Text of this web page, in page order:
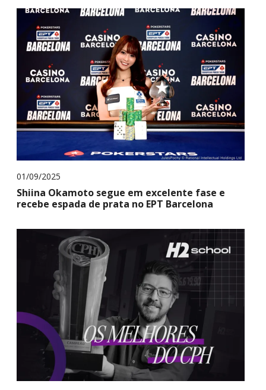
01/09/2025
Shiina Okamoto segue em excelente fase e
recebe espada de prata no EPT Barcelona